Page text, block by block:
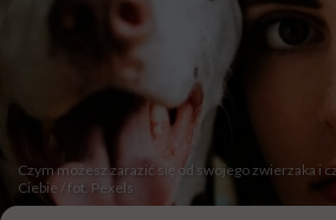
Czym możesz zarazić się od swojego zwierzaka i
Ciebie / fot. Pexels